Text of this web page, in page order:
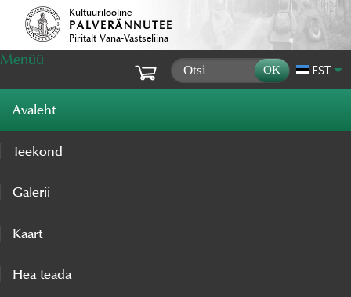
Kultuurilooline
PALVERÄNNUTEE
Piritalt Vana-Vastseliina
EST
Menüü
Avaleht
Teekond
Galerii
Kaart
Hea teada